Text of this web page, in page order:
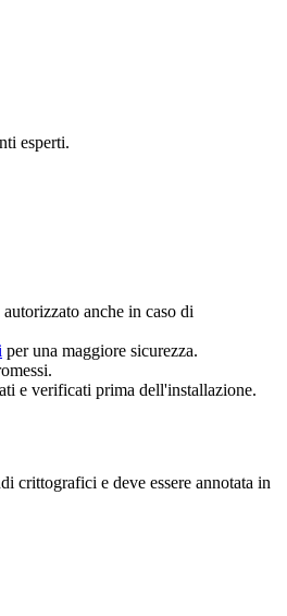
esperti.
anche in caso di
per una maggiore sicurezza.
e verificati prima dell'installazione.
crittografici e deve essere annotata in